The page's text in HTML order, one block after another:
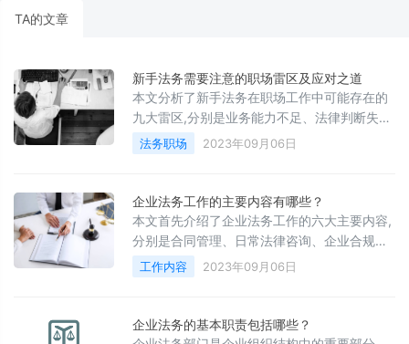
TA的文章
新手法务需要注意的职场雷区及应对之道
本文分析了新手法务在职场工作中可能存在的
九大雷区,分别是业务能力不足、法律判断失
误、管理意识欠缺、沟通表达不善、时间管理
混乱、主动性不足、团队融入不够、心态管理
务应努力提高法律专业能力,增强管理和沟通能
力,主动融入团队,通过实践经验的积累不断提升
自身职业素养,以逐步避开这些雷区,成为合格的
企业法务人员。
法务职场 2023年09月06日
企业法务工作的主要内容有哪些？
本文首先介绍了企业法务工作的六大主要内容,
分别是合同管理、日常法律咨询、企业合规管
理、应诉管理、知识产权管理以及法务审计和
风险控制。然后,文章针对每个方面具体阐述了
包括:制定合同文本,进行法律审核,处理合同纠
纷,提供专业法律意见,建立合规体系,开展法规
工作内容 2023年09月06日
企业法务的基本职责包括哪些？